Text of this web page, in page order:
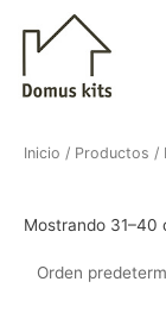
contenido
Inicio / Productos /
Mostrando 31–40